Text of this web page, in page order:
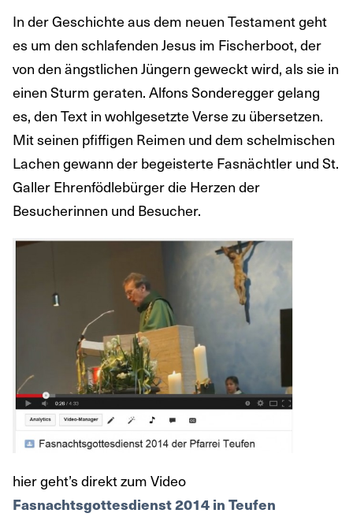
In der Geschichte aus dem neuen Testament geht
es um den schlafenden Jesus im Fischerboot, der
von den ängstlichen Jüngern geweckt wird, als sie in
einen Sturm geraten. Alfons Sonderegger gelang
es, den Text in wohlgesetzte Verse zu übersetzen.
Mit seinen pfiffigen Reimen und dem schelmischen
Lachen gewann der begeisterte Fasnächtler und St.
Galler Ehrenfödlebürger die Herzen der
Besucherinnen und Besucher.
hier geht’s direkt zum Video
Fasnachtsgottesdienst 2014 in Teufen